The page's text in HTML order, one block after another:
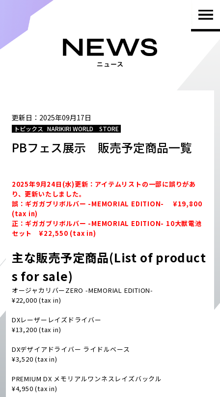
TOP
NEWS
BRAND
SHOP
EVENT
更新日：2025年09月17日
トピックス NARIKIRI WORLD STORE
PBフェス展示 販売予定商品一覧
2025年9月24日(水)更新：アイテムリストの一部に誤りがあ
り、更新いたしました。
誤：ギガガブリボルバー -MEMORIAL EDITION- ¥19,800
(tax in)
正：ギガガブリボルバー -MEMORIAL EDITION- 10大獣電池
セット ¥22,550 (tax in)
主な販売予定商品(List of product
s for sale)
オージャカリバーZERO -MEMORIAL EDITION-
¥22,000 (tax in)
DXレーザーレイズドライバー
¥13,200 (tax in)
DXデザイアドライバー ライドルベース
¥3,520 (tax in)
PREMIUM DX メモリアルワンネスレイズバックル
¥4,950 (tax in)